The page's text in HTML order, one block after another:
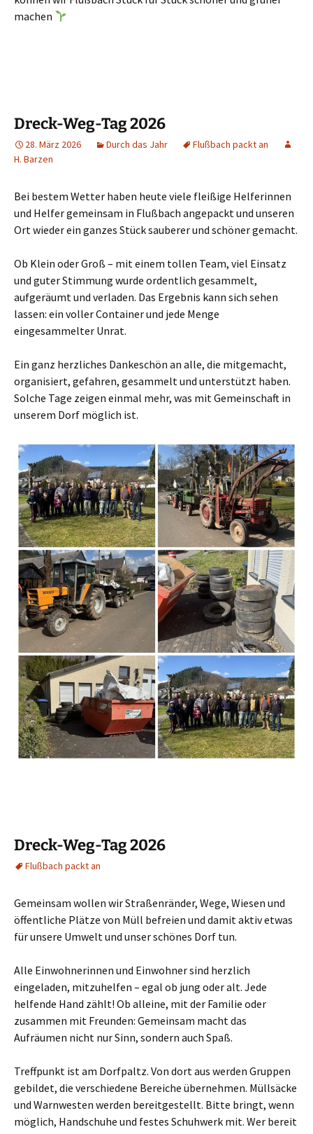
machen
Dreck-Weg-Tag 2026
28. März 2026 Durch das Jahr
Flußbach packt an
H. Barzen
Bei bestem Wetter haben heute viele fleißige Helferinnen
und Helfer gemeinsam in Flußbach angepackt und unseren
Ort wieder ein ganzes Stück sauberer und schöner gemacht.
Ob Klein oder Groß – mit einem tollen Team, viel Einsatz
und guter Stimmung wurde ordentlich gesammelt,
aufgeräumt und verladen. Das Ergebnis kann sich sehen
lassen: ein voller Container und jede Menge
eingesammelter Unrat.
Ein ganz herzliches Dankeschön an alle, die mitgemacht,
organisiert, gefahren, gesammelt und unterstützt haben.
Solche Tage zeigen einmal mehr, was mit Gemeinschaft in
unserem Dorf möglich ist.
Dreck-Weg-Tag 2026
Flußbach packt an
Gemeinsam wollen wir Straßenränder, Wege, Wiesen und
öffentliche Plätze von Müll befreien und damit aktiv etwas
für unsere Umwelt und unser schönes Dorf tun.
Alle Einwohnerinnen und Einwohner sind herzlich
eingeladen, mitzuhelfen – egal ob jung oder alt. Jede
helfende Hand zählt! Ob alleine, mit der Familie oder
zusammen mit Freunden: Gemeinsam macht das
Aufräumen nicht nur Sinn, sondern auch Spaß.
Treffpunkt ist am Dorfpaltz. Von dort aus werden Gruppen
gebildet, die verschiedene Bereiche übernehmen. Müllsäcke
und Warnwesten werden bereitgestellt. Bitte bringt, wenn
möglich, Handschuhe und festes Schuhwerk mit. Wer bereit